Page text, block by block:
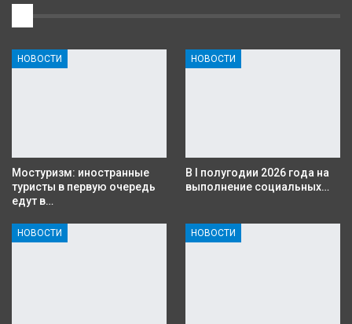
НОВОСТИ
Мостуризм: иностранные
туристы в первую очередь
едут в…
НОВОСТИ
В I полугодии 2026 года на
выполнение социальных…
НОВОСТИ НОВОСТИ